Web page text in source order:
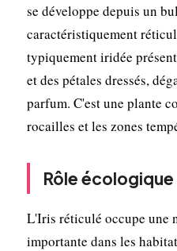
se développe depuis un
caractéristiquement
typiquement iridée
et des pétales dressés,
parfum. C'est une plante
rocailles et les zones
Rôle
L'Iris réticulé occupe une
importante dans les